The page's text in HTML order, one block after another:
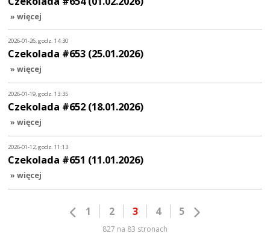
» więcej
2026-01-26, godz. 14:30
Czekolada #653 (25.01.2026)
» więcej
2026-01-19, godz. 13:35
Czekolada #652 (18.01.2026)
» więcej
2026-01-12, godz. 11:13
Czekolada #651 (11.01.2026)
» więcej
1 2 3 4 5
827 na 83 stronach